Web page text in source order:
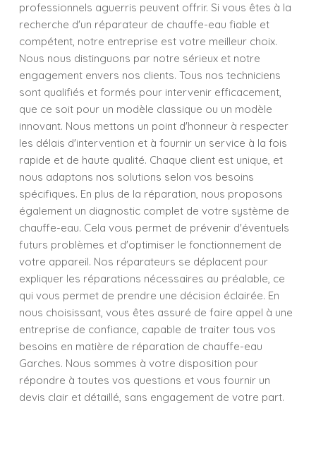
professionnels aguerris peuvent offrir. Si vous êtes à la
recherche d'un réparateur de chauffe-eau fiable et
compétent, notre entreprise est votre meilleur choix.
Nous nous distinguons par notre sérieux et notre
engagement envers nos clients. Tous nos techniciens
sont qualifiés et formés pour intervenir efficacement,
que ce soit pour un modèle classique ou un modèle
innovant. Nous mettons un point d'honneur à respecter
les délais d'intervention et à fournir un service à la fois
rapide et de haute qualité. Chaque client est unique, et
nous adaptons nos solutions selon vos besoins
spécifiques. En plus de la réparation, nous proposons
également un diagnostic complet de votre système de
chauffe-eau. Cela vous permet de prévenir d'éventuels
futurs problèmes et d'optimiser le fonctionnement de
votre appareil. Nos réparateurs se déplacent pour
expliquer les réparations nécessaires au préalable, ce
qui vous permet de prendre une décision éclairée. En
nous choisissant, vous êtes assuré de faire appel à une
entreprise de confiance, capable de traiter tous vos
besoins en matière de réparation de chauffe-eau
Garches. Nous sommes à votre disposition pour
répondre à toutes vos questions et vous fournir un
devis clair et détaillé, sans engagement de votre part.